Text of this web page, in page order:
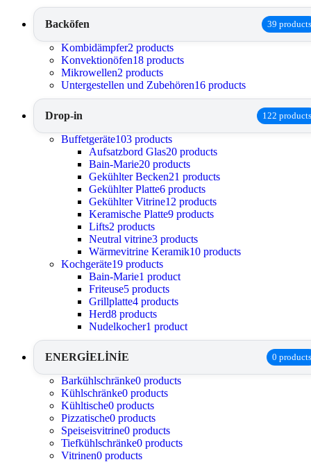
Backöfen 39 products
Kombidämpfer2 products
Konvektionöfen18 products
Mikrowellen2 products
Untergestellen und Zubehören16 products
Drop-in 122 products
Buffetgeräte103 products
Aufsatzbord Glas20 products
Bain-Marie20 products
Gekühlter Becken21 products
Gekühlter Platte6 products
Gekühlter Vitrine12 products
Keramische Platte9 products
Lifts2 products
Neutral vitrine3 products
Wärmevitrine Keramik10 products
Kochgeräte19 products
Bain-Marie1 product
Friteuse5 products
Grillplatte4 products
Herd8 products
Nudelkocher1 product
ENERGİELİNİE 0 products
Barkühlschränke0 products
Kühlschränke0 products
Kühltische0 products
Pizzatische0 products
Speiseisvitrine0 products
Tiefkühlschränke0 products
Vitrinen0 products